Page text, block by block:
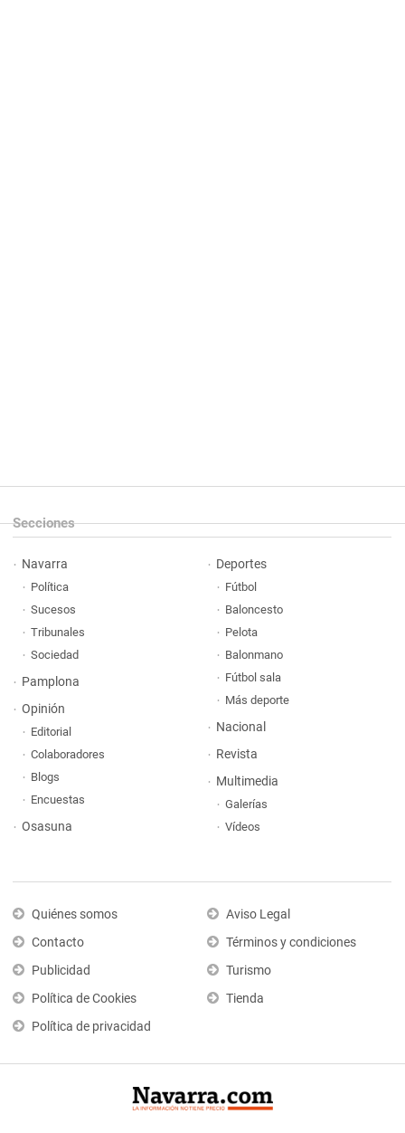
Secciones
Navarra
Política
Sucesos
Tribunales
Sociedad
Pamplona
Opinión
Editorial
Colaboradores
Blogs
Encuestas
Osasuna
Deportes
Fútbol
Baloncesto
Pelota
Balonmano
Fútbol sala
Más deporte
Nacional
Revista
Multimedia
Galerías
Vídeos
Quiénes somos
Contacto
Publicidad
Política de Cookies
Política de privacidad
Aviso Legal
Términos y condiciones
Turismo
Tienda